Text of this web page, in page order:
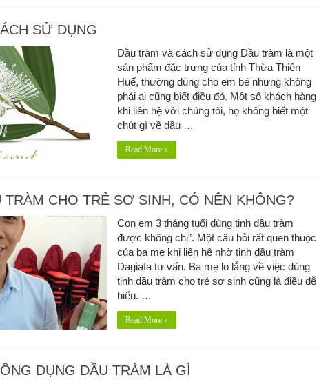
SỬ DỤNG
Dầu tràm và cách sử dụng Dầu tràm là một
sản phẩm đặc trưng của tỉnh Thừa Thiên
Huế, thường dùng cho em bé nhưng không
phải ai cũng biết điều đó. Một số khách hàng
khi liên hệ với chúng tôi, họ không biết một
chút gì về dầu …
Read More »
TRÀM CHO TRẺ SƠ SINH, CÓ NÊN KHÔNG?
Con em 3 tháng tuổi dùng tinh dầu tràm
được không chị”. Một câu hỏi rất quen thuộc
của ba mẹ khi liên hệ nhờ tinh dầu tràm
Dagiafa tư vấn. Ba mẹ lo lắng về việc dùng
tinh dầu tràm cho trẻ sơ sinh cũng là điều dễ
hiểu. …
Read More »
DỤNG DẦU TRÀM LÀ GÌ